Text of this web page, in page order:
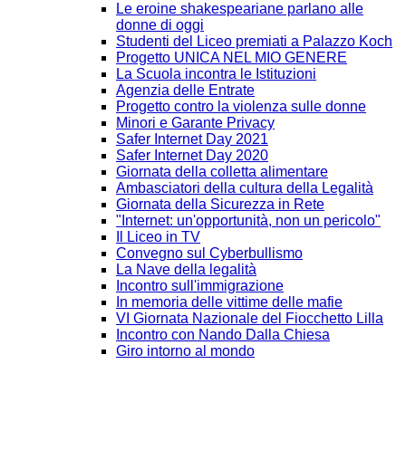
Le eroine shakespeariane parlano alle
donne di oggi
Studenti del Liceo premiati a Palazzo Koch
Progetto UNICA NEL MIO GENERE
La Scuola incontra le Istituzioni
Agenzia delle Entrate
Progetto contro la violenza sulle donne
Minori e Garante Privacy
Safer Internet Day 2021
Safer Internet Day 2020
Giornata della colletta alimentare
Ambasciatori della cultura della Legalità
Giornata della Sicurezza in Rete
"Internet: un'opportunità, non un pericolo"
Il Liceo in TV
Convegno sul Cyberbullismo
La Nave della legalità
Incontro sull'immigrazione
In memoria delle vittime delle mafie
VI Giornata Nazionale del Fiocchetto Lilla
Incontro con Nando Dalla Chiesa
Giro intorno al mondo